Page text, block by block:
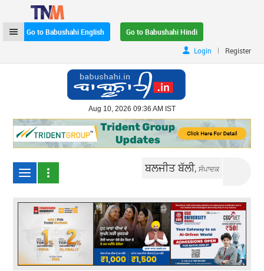
Go to Babushahi English
Go to Babushahi Hindi
Login
| Register
Aug 10, 2026 09:36 AM IST
ਬਲਜੀਤ ਬੱਲੀ,ਸੰਪਾਦਕ